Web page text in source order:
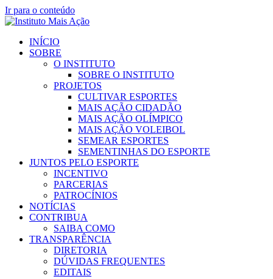
Ir para o conteúdo
INÍCIO
SOBRE
O INSTITUTO
SOBRE O INSTITUTO
PROJETOS
CULTIVAR ESPORTES
MAIS AÇÃO CIDADÃO
MAIS AÇÃO OLÍMPICO
MAIS AÇÃO VOLEIBOL
SEMEAR ESPORTES
SEMENTINHAS DO ESPORTE
JUNTOS PELO ESPORTE
INCENTIVO
PARCERIAS
PATROCÍNIOS
NOTÍCIAS
CONTRIBUA
SAIBA COMO
TRANSPARÊNCIA
DIRETORIA
DÚVIDAS FREQUENTES
EDITAIS